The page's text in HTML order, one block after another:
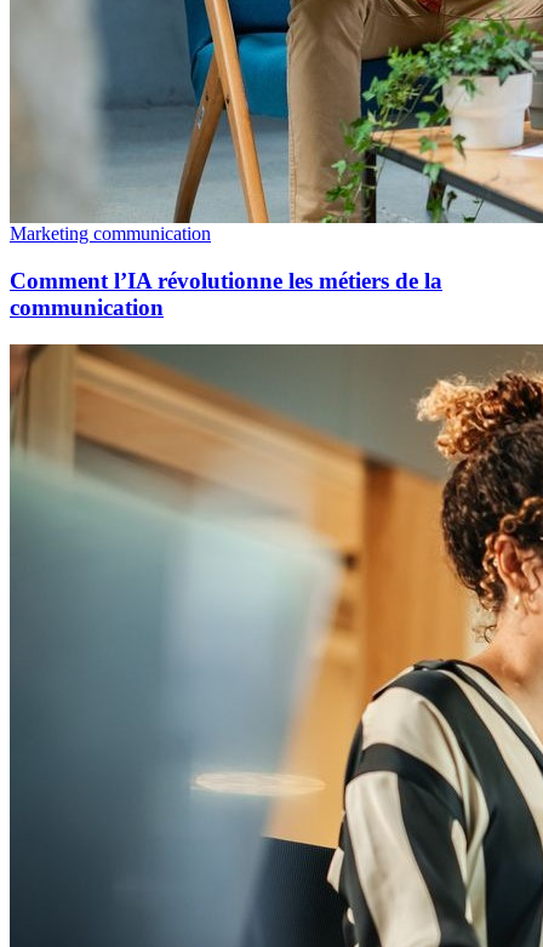
Marketing communication
Comment l’IA révolutionne les métiers de la
communication